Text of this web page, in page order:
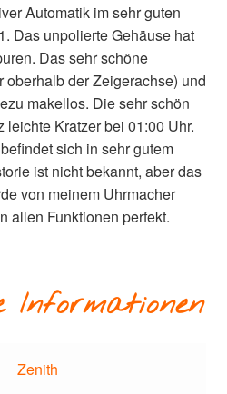
Automatik im sehr guten
Das unpolierte Gehäuse hat
Das sehr schöne
oberhalb der Zeigerachse) und
makellos. Die sehr schön
leichte Kratzer bei 01:00 Uhr.
sich in sehr gutem
ist nicht bekannt, aber das
von meinem Uhrmacher
allen Funktionen perfekt.
Zenith